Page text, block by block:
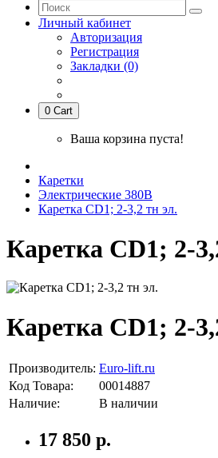
Личный кабинет
Авторизация
Регистрация
Закладки (0)
0 Cart
Ваша корзина пуста!
Каретки
Электрические 380В
Каретка CD1; 2-3,2 тн эл.
Каретка CD1; 2-
Каретка CD1; 2-
Производитель: Euro-lift.ru
Код Товара:
00014887
Наличие:
В наличии
17 850 р.